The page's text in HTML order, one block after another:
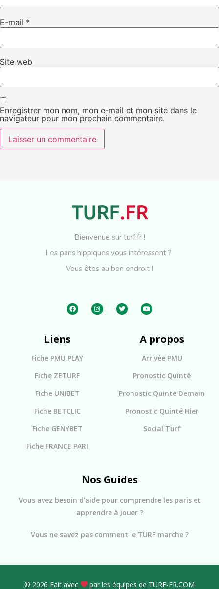
E-mail *
Site web
Enregistrer mon nom, mon e-mail et mon site dans le
navigateur pour mon prochain commentaire.
Bienvenue sur turf.fr !
Les paris hippiques vous intéressent ?
Vous êtes au bon endroit !
Liens
Fiche PMU PLAY
Fiche ZETURF
Fiche UNIBET
Fiche BETCLIC
Fiche GENYBET
Fiche FRANCE PARI
A propos
Arrivée PMU
Pronostic Quinté
Pronostic Quinté Demain
Pronostic Quinté Hier
Social Turf
Nos Guides
Vous avez besoin d’aide pour comprendre les paris et
apprendre à jouer ?
Vous ne savez pas comment le TURF marche ?
© 2026 Fait avec par les équipes de TURF-FR.COM